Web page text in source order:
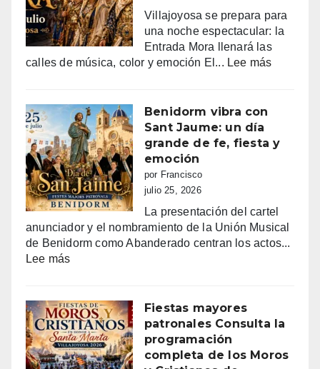
AL
18
DE
AGOSTO
Villajoyosa se prepara para
una noche espectacular: la
Entrada Mora llenará las
calles de música, color y emoción El... Lee más:
Benidorm vibra con
Sant Jaume: un día
grande de fe, fiesta y
emoción
por Francisco
julio 25, 2026
La presentación del cartel
anunciador y el nombramiento de la Unión Musical
de Benidorm como Abanderado centran los actos...
Lee más:
con
Sant
Jaume:
un
Fiestas mayores
patronales Consulta la
programación
completa de los Moros